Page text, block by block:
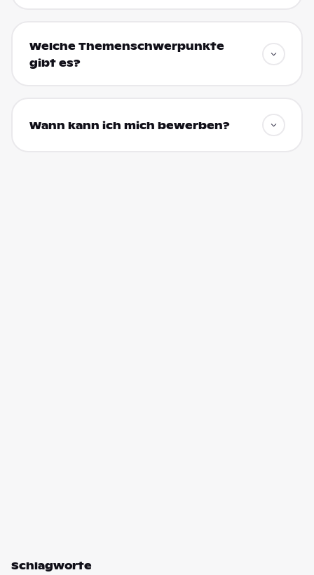
Welche Themenschwerpunkte
gibt es?
Wann kann ich mich bewerben?
Schlagworte